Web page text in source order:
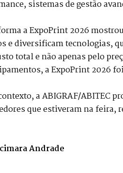
sistemas de gestão
a ExpoPrint 2026
e diversificam tecnologias,
total e não apenas pelo
a ExpoPrint 2026
a ABIGRAF/ABITEC
que estiveram na feira,
Andrade